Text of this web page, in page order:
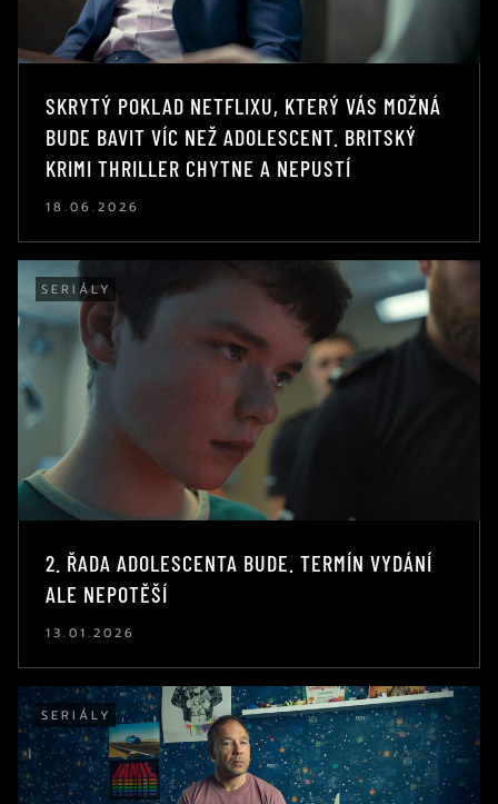
SKRYTÝ POKLAD NETFLIXU, KTERÝ VÁS MOŽNÁ
BUDE BAVIT VÍC NEŽ ADOLESCENT. BRITSKÝ
KRIMI THRILLER CHYTNE A NEPUSTÍ
18.06.2026
SERIÁLY
2. ŘADA ADOLESCENTA BUDE. TERMÍN VYDÁNÍ
ALE NEPOTĚŠÍ
13.01.2026
SERIÁLY